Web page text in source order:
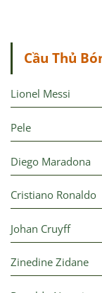
Cầu Thủ
Lionel Messi
Pele
Diego Maradona
Cristiano Ronaldo
Johan Cruyff
Zinedine Zidane